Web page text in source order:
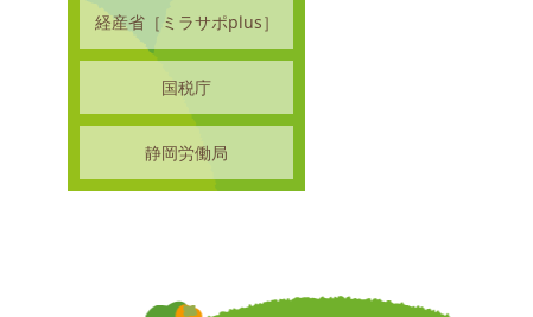
経産省［ミラサポplus］
国税庁
静岡労働局